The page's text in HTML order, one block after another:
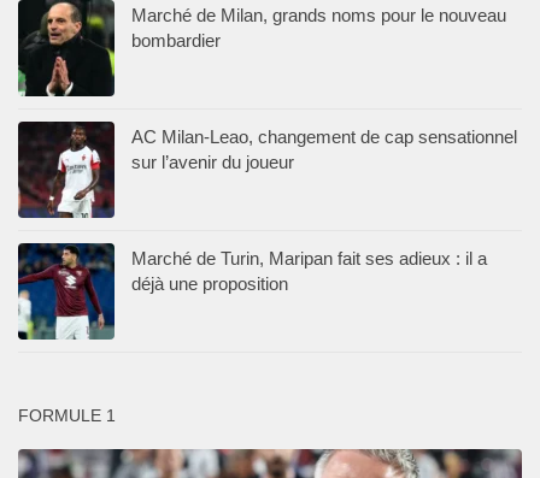
Marché de Milan, grands noms pour le nouveau
bombardier
AC Milan-Leao, changement de cap sensationnel
sur l’avenir du joueur
Marché de Turin, Maripan fait ses adieux : il a
déjà une proposition
FORMULE 1